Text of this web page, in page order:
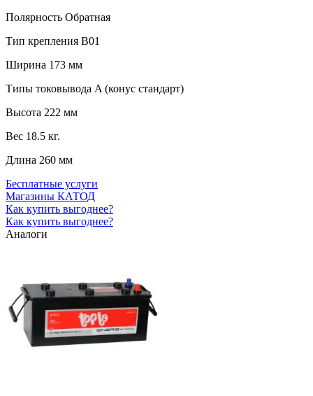
Полярность Обратная
Тип крепления B01
Ширина 173 мм
Типы токовывода A (конус стандарт)
Высота 222 мм
Вес 18.5 кг.
Длина 260 мм
Бесплатные услуги
Магазины КАТОД
Как купить выгоднее?
Как купить выгоднее?
Аналоги